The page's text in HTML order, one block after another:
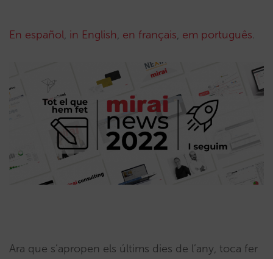
En español, in English, en français, em português.
Ara que s’apropen els últims dies de l’any, toca fer